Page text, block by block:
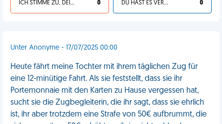
ICH STIMME ZU, DEIN LEBEN IST SCHEISSE 0 DU HAST ES VERDIENT 0
Unter Anonyme - 17/07/2025 00:00
Heute fährt meine Tochter mit ihrem täglichen Zug für
eine 12-minütige Fahrt. Als sie feststellt, dass sie ihr
Portemonnaie mit den Karten zu Hause vergessen hat,
sucht sie die Zugbegleiterin, die ihr sagt, dass sie ehrlich
ist, ihr aber trotzdem eine Strafe von 50€ aufbrummt, die